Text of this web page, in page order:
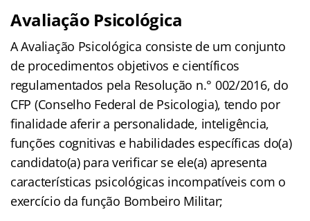
Avaliação Psicológica
A Avaliação Psicológica consiste de um conjunto
de procedimentos objetivos e científicos
regulamentados pela Resolução n.° 002/2016, do
CFP (Conselho Federal de Psicologia), tendo por
finalidade aferir a personalidade, inteligência,
funções cognitivas e habilidades específicas do(a)
candidato(a) para verificar se ele(a) apresenta
características psicológicas incompatíveis com o
exercício da função Bombeiro Militar;